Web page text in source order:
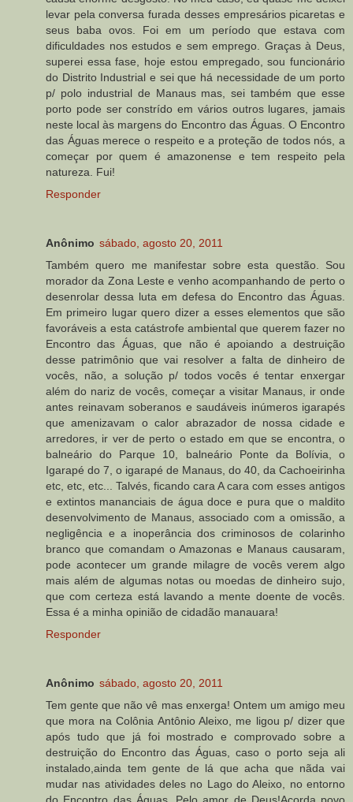
levar pela conversa furada desses empresários picaretas e
seus baba ovos. Foi em um período que estava com
dificuldades nos estudos e sem emprego. Graças à Deus,
superei essa fase, hoje estou empregado, sou funcionário
do Distrito Industrial e sei que há necessidade de um porto
p/ polo industrial de Manaus mas, sei também que esse
porto pode ser constrído em vários outros lugares, jamais
neste local às margens do Encontro das Águas. O Encontro
das Águas merece o respeito e a proteção de todos nós, a
começar por quem é amazonense e tem respeito pela
natureza. Fui!
Responder
Anônimo sábado, agosto 20, 2011
Também quero me manifestar sobre esta questão. Sou
morador da Zona Leste e venho acompanhando de perto o
desenrolar dessa luta em defesa do Encontro das Águas.
Em primeiro lugar quero dizer a esses elementos que são
favoráveis a esta catástrofe ambiental que querem fazer no
Encontro das Águas, que não é apoiando a destruição
desse patrimônio que vai resolver a falta de dinheiro de
vocês, não, a solução p/ todos vocês é tentar enxergar
além do nariz de vocês, começar a visitar Manaus, ir onde
antes reinavam soberanos e saudáveis inúmeros igarapés
que amenizavam o calor abrazador de nossa cidade e
arredores, ir ver de perto o estado em que se encontra, o
balneário do Parque 10, balneário Ponte da Bolívia, o
Igarapé do 7, o igarapé de Manaus, do 40, da Cachoeirinha
etc, etc, etc... Talvés, ficando cara A cara com esses antigos
e extintos mananciais de água doce e pura que o maldito
desenvolvimento de Manaus, associado com a omissão, a
negligência e a inoperância dos criminosos de colarinho
branco que comandam o Amazonas e Manaus causaram,
pode acontecer um grande milagre de vocês verem algo
mais além de algumas notas ou moedas de dinheiro sujo,
que com certeza está lavando a mente doente de vocês.
Essa é a minha opinião de cidadão manauara!
Responder
Anônimo sábado, agosto 20, 2011
Tem gente que não vê mas enxerga! Ontem um amigo meu
que mora na Colônia Antônio Aleixo, me ligou p/ dizer que
após tudo que já foi mostrado e comprovado sobre a
destruição do Encontro das Águas, caso o porto seja ali
instalado,ainda tem gente de lá que acha que nãda vai
mudar nas atividades deles no Lago do Aleixo, no entorno